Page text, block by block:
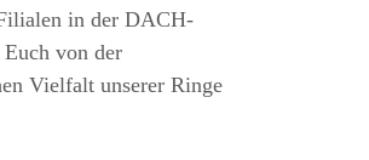
in der DACH-
von der
Vielfalt unserer Ringe